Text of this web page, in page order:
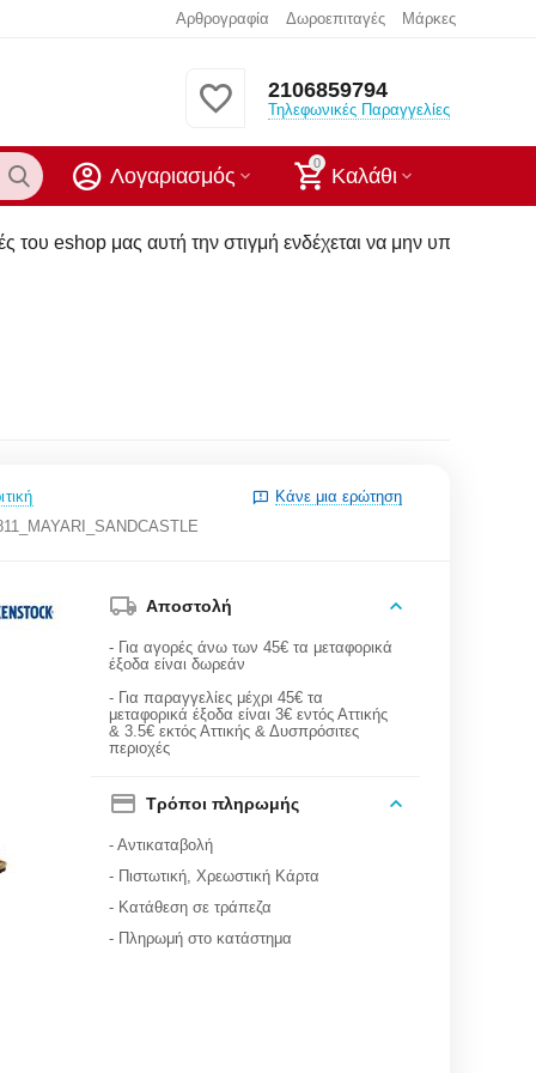
Αρθρογραφία Δωροεπιταγές Μάρκες
2106859794
Τηλεφωνικές Παραγγελίες
0
Καλάθι
Λογαριασμός
την στιγμή ενδέχεται να μην υπάρχουν στα καταστήματα
Κάνε μια ερώτηση
Αποστολή
- Για αγορές άνω των 45€ τα μεταφορικά
έξοδα είναι δωρεάν
- Για παραγγελίες μέχρι 45€ τα
μεταφορικά έξοδα είναι 3€ εντός Αττικής
& 3.5€ εκτός Αττικής & Δυσπρόσιτες
περιοχές
Τρόποι πληρωμής
- Αντικαταβολή
- Πιστωτική, Χρεωστική Κάρτα
- Κατάθεση σε τράπεζα
- Πληρωμή στο κατάστημα